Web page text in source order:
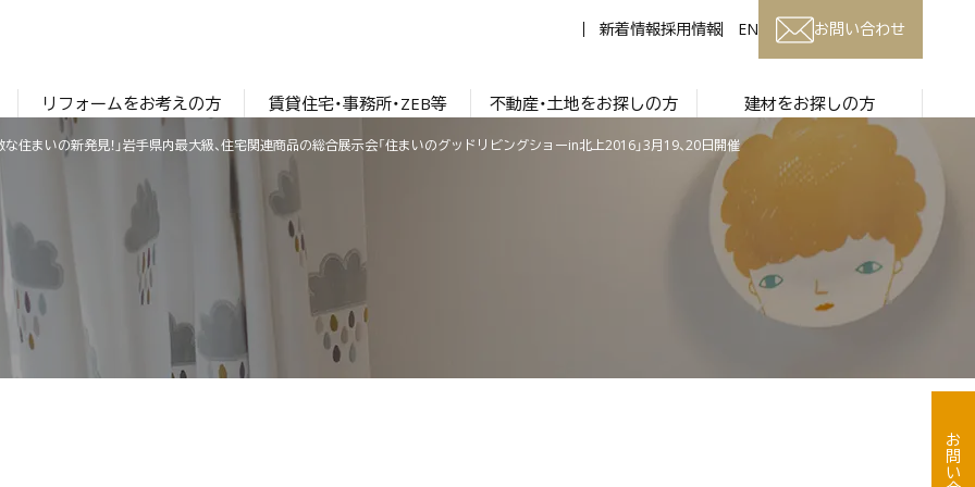
新着情報採用情報 EN お問い合わせ
リフォームをお考えの方 賃貸住宅・事務所・ZEB等 不動産・土地をお探しの方 建材をお探しの方
住まいの新発見！」岩手県内最大級、住宅関連商品の総合展示会「住まいのグッドリビングショーin北上2016」3月19、20日開催